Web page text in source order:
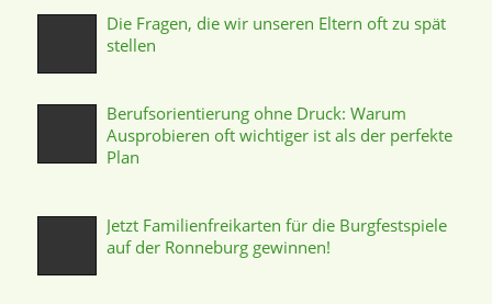
Die Fragen, die wir unseren Eltern oft zu spät
stellen
Berufsorientierung ohne Druck: Warum
Ausprobieren oft wichtiger ist als der perfekte
Plan
Jetzt Familienfreikarten für die Burgfestspiele
auf der Ronneburg gewinnen!